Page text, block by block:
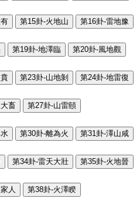
第15卦-火地山 第16卦-雷地豫
第19卦-地澤臨 第20卦-風地觀
第23卦-山地剝 第24卦-地雷復
畜 第27卦-山雷頤
第30卦-離為火 第31卦-澤山咸
第34卦-雷天大壯 第35卦-火地晉
人 第38卦-火澤睽